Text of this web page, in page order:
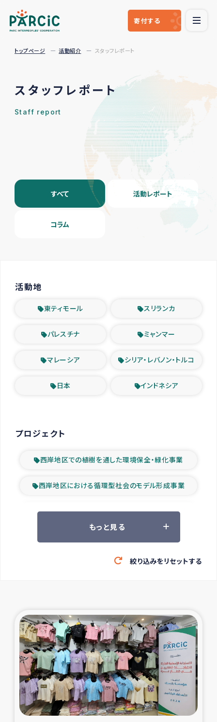
寄付する
トップページ 活動紹介 スタッフレポート
スタッフレポート
Staff report
すべて 活動レポート
コラム
活動地
東ティモール スリランカ
パレスチナ ミャンマー
マレーシア シリア・レバノン・トルコ
日本 インドネシア
プロジェクト
西岸地区での植樹を通した環境保全・緑化事業
西岸地区における循環型社会のモデル形成事業
ツアー参加者の声
緊急救援の時代
東ティモール豪雨緊急支援
大雨による洪水被災者支援
カカオ生産者支援事業
シリア国内避難民・帰還民の生活再建支援
トルコにおけるシリア難民支援事業
もっと見る
絞り込みをリセットする